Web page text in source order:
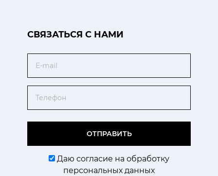
CВЯЗАТЬСЯ С НАМИ
ОТПРАВИТЬ
Даю согласие на обработку
персональных данных